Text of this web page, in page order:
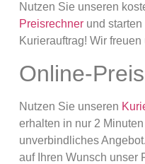
Nutzen Sie unseren
Preisrechnerund starten
Kurierauftrag! Wir freuen
Online-
Nutzen Sie unseren
erhalten in nur 2
unverbindliches
auf Ihren Wunsch unser